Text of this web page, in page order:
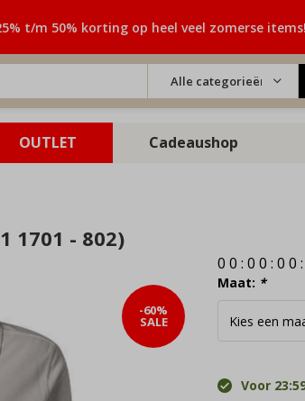
Alle categorieën
25% t/m 50% korting op heel veel zomerse items!
OUTLET Cadeaushop
1701 - 802)
-60%
SALE
0 0 :0 0 :0 0
Maat: *
Voor